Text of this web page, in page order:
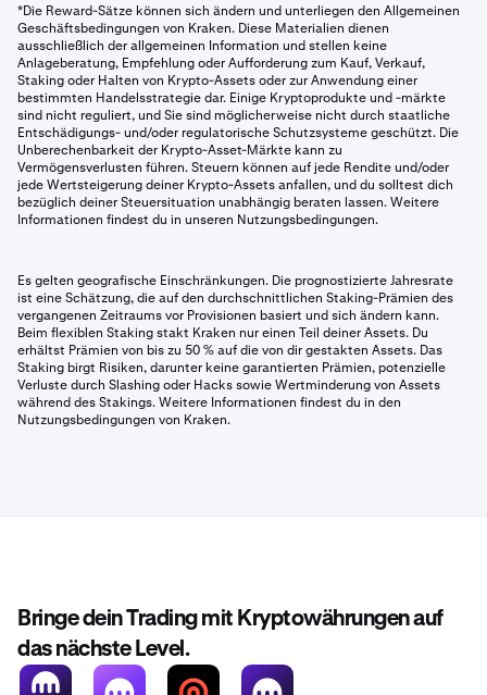
*Die Reward-Sätze können sich ändern und unterliegen den Allgemeinen
Geschäftsbedingungen von Kraken. Diese Materialien dienen
ausschließlich der allgemeinen Information und stellen keine
Anlageberatung, Empfehlung oder Aufforderung zum Kauf, Verkauf,
Staking oder Halten von Krypto-Assets oder zur Anwendung einer
bestimmten Handelsstrategie dar. Einige Kryptoprodukte und -märkte
sind nicht reguliert, und Sie sind möglicherweise nicht durch staatliche
Entschädigungs- und/oder regulatorische Schutzsysteme geschützt. Die
Unberechenbarkeit der Krypto-Asset-Märkte kann zu
Vermögensverlusten führen. Steuern können auf jede Rendite und/oder
jede Wertsteigerung deiner Krypto-Assets anfallen, und du solltest dich
bezüglich deiner Steuersituation unabhängig beraten lassen. Weitere
Informationen findest du in unseren Nutzungsbedingungen.
Es gelten geografische Einschränkungen. Die prognostizierte Jahresrate
ist eine Schätzung, die auf den durchschnittlichen Staking-Prämien des
vergangenen Zeitraums vor Provisionen basiert und sich ändern kann.
Beim flexiblen Staking stakt Kraken nur einen Teil deiner Assets. Du
erhältst Prämien von bis zu 50 % auf die von dir gestakten Assets. Das
Staking birgt Risiken, darunter keine garantierten Prämien, potenzielle
Verluste durch Slashing oder Hacks sowie Wertminderung von Assets
während des Stakings. Weitere Informationen findest du in den
Nutzungsbedingungen von Kraken.
Bringe dein Trading mit Kryptowährungen auf
das nächste Level.